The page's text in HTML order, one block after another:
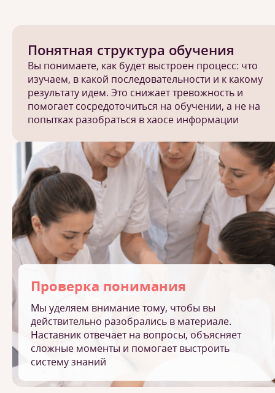
Понятная структура обучения
Вы понимаете, как будет выстроен процесс: что
изучаем, в какой последовательности и к какому
результату идем. Это снижает тревожность и
помогает сосредоточиться на обучении, а не на
попытках разобраться в хаосе информации
Проверка понимания
Мы уделяем внимание тому, чтобы вы
действительно разобрались в материале.
Наставник отвечает на вопросы, объясняет
сложные моменты и помогает выстроить
систему знаний